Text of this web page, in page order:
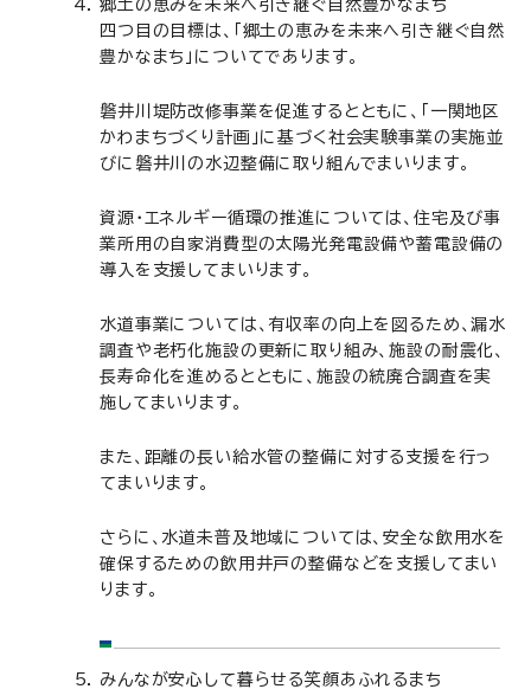
郷土の恵みを未来へ引き継ぐ自然豊かなまち
四つ目の目標は、「郷土の恵みを未来へ引き継ぐ自然
豊かなまち」についてであります。
磐井川堤防改修事業を促進するとともに、「一関地区
かわまちづくり計画」に基づく社会実験事業の実施並
びに磐井川の水辺整備に取り組んでまいります。
資源・エネルギー循環の推進については、住宅及び事
業所用の自家消費型の太陽光発電設備や蓄電設備の
導入を支援してまいります。
水道事業については、有収率の向上を図るため、漏水
調査や老朽化施設の更新に取り組み、施設の耐震化、
長寿命化を進めるとともに、施設の統廃合調査を実
施してまいります。
また、距離の長い給水管の整備に対する支援を行っ
てまいります。
さらに、水道未普及地域については、安全な飲用水を
確保するための飲用井戸の整備などを支援してまい
ります。
みんなが安心して暮らせる笑顔あふれるまち